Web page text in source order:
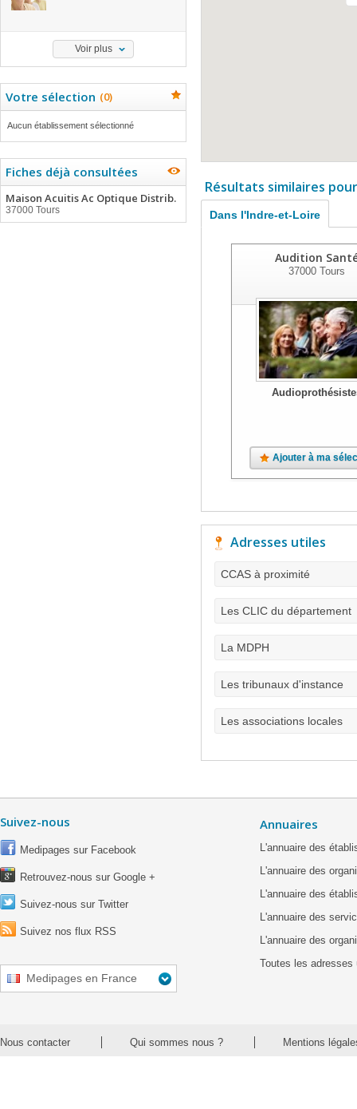
Voir plus
Votre sélection (0)
Aucun établissement sélectionné
Fiches déjà consultées
Maison Acuitis Ac Optique Distrib.
37000 Tours
Résultats similaires
Dans l'Indre-et-Loire
Audition
37000 Tours
Ajouter à ma
Adresses utiles
CCAS à proximité
Les CLIC du département
La MDPH
Les tribunaux d'instance
Les associations locales
Suivez-nous
Medipages sur Facebook
Retrouvez-nous sur Google +
Suivez-nous sur Twitter
Suivez nos flux RSS
Medipages en France
Annuaires
L'annuaire des
L'annuaire des
L'annuaire des
L'annuaire des
L'annuaire des
Toutes les adresses
Nous contacter Qui sommes nous ? Mentions